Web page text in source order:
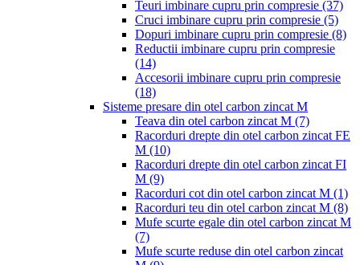
Teuri imbinare cupru prin compresie (37)
Cruci imbinare cupru prin compresie (5)
Dopuri imbinare cupru prin compresie (8)
Reductii imbinare cupru prin compresie
(14)
Accesorii imbinare cupru prin compresie
(18)
Sisteme presare din otel carbon zincat M
Teava din otel carbon zincat M (7)
Racorduri drepte din otel carbon zincat FE
M (10)
Racorduri drepte din otel carbon zincat FI
M (9)
Racorduri cot din otel carbon zincat M (1)
Racorduri teu din otel carbon zincat M (8)
Mufe scurte egale din otel carbon zincat M
(7)
Mufe scurte reduse din otel carbon zincat